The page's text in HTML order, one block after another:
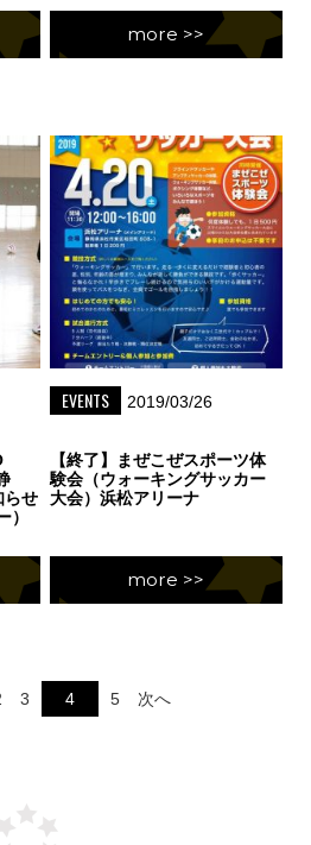
more >>
らせ
）
EVENTS 2019/03/26
【終了】まぜこぜスポーツ体
験会（ウォーキングサッカー
大会）浜松アリーナ
more >>
3 4 5 次へ